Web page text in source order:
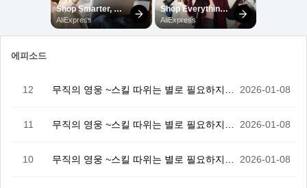
에피소드
12 2026-01-08
11 2026-01-08
10 2026-01-08